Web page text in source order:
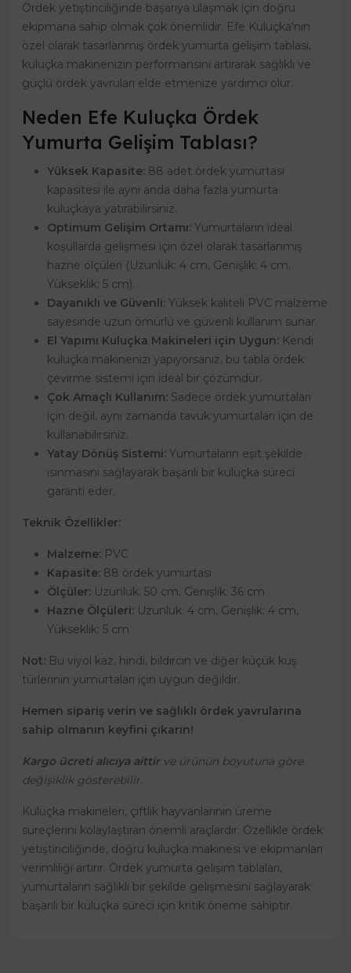
Ördek yetiştiriciliğinde başarıya ulaşmak için doğru
ekipmana sahip olmak çok önemlidir. Efe Kuluçka'nın
özel olarak tasarlanmış ördek yumurta gelişim tablası,
kuluçka makinenizin performansını artırarak sağlıklı ve
güçlü ördek yavruları elde etmenize yardımcı olur.
Neden Efe Kuluçka Ördek
Yumurta Gelişim Tablası?
Yüksek Kapasite: 88 adet ördek yumurtası
kapasitesi ile aynı anda daha fazla yumurta
kuluçkaya yatırabilirsiniz.
Optimum Gelişim Ortamı: Yumurtaların ideal
koşullarda gelişmesi için özel olarak tasarlanmış
hazne ölçüleri (Uzunluk: 4 cm, Genişlik: 4 cm,
Yükseklik: 5 cm).
Dayanıklı ve Güvenli: Yüksek kaliteli PVC malzeme
sayesinde uzun ömürlü ve güvenli kullanım sunar.
El Yapımı Kuluçka Makineleri için Uygun: Kendi
kuluçka makinenizi yapıyorsanız, bu tabla ördek
çevirme sistemi için ideal bir çözümdür.
Çok Amaçlı Kullanım: Sadece ördek yumurtaları
için değil, aynı zamanda tavuk yumurtaları için de
kullanabilirsiniz.
Yatay Dönüş Sistemi: Yumurtaların eşit şekilde
ısınmasını sağlayarak başarılı bir kuluçka süreci
garanti eder.
Teknik Özellikler:
Malzeme: PVC
Kapasite: 88 ördek yumurtası
Ölçüler: Uzunluk: 50 cm, Genişlik: 36 cm
Hazne Ölçüleri: Uzunluk: 4 cm, Genişlik: 4 cm,
Yükseklik: 5 cm
Not: Bu viyol kaz, hindi, bıldırcın ve diğer küçük kuş
türlerinin yumurtaları için uygun değildir.
Hemen sipariş verin ve sağlıklı ördek yavrularına
sahip olmanın keyfini çıkarın!
Kargo ücreti alıcıya aittirve ürünün boyutuna göre
değişiklik gösterebilir.
Kuluçka makineleri, çiftlik hayvanlarının üreme
süreçlerini kolaylaştıran önemli araçlardır. Özellikle ördek
yetiştiriciliğinde, doğru kuluçka makinesi ve ekipmanları
verimliliği artırır. Ördek yumurta gelişim tablaları,
yumurtaların sağlıklı bir şekilde gelişmesini sağlayarak
başarılı bir kuluçka süreci için kritik öneme sahiptir.